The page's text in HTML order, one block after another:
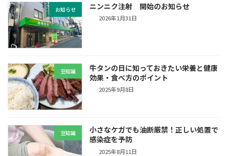
お知らせ ニンニク注射 開始のお知らせ
2026年1月31日
豆知識
牛タンの日に知っておきたい栄養と健康
効果・食べ方のポイント
2025年9月8日
豆知識
小さなケガでも油断厳禁！正しい処置で
感染症を予防
2025年8月11日